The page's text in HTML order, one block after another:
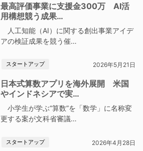
最高評価事業に支援金300万 AI活
用構想競う成果…
人工知能（AI）に関する創出事業アイデ
アの検証成果を競う催…
スタートアップ 2026年5月21日
日本式算数アプリを海外展開 米国
やインドネシアで実…
小学生が学ぶ“算数”を「数学」に名称変
更する案が文科省審議…
スタートアップ 2026年4月28日